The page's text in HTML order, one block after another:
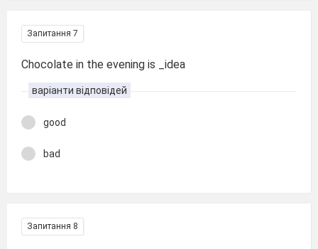
Запитання 7
Chocolate in the evening is _idea
варіанти відповідей
good
bad
Запитання 8